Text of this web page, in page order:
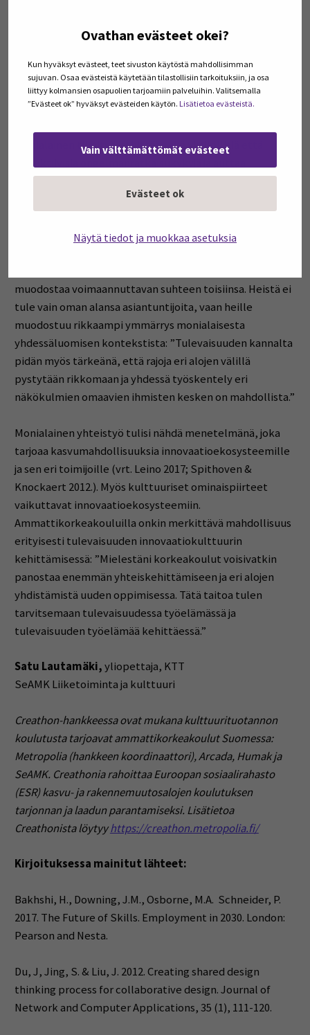
Ovathan evästeet okei?
Kun hyväksyt evästeet, teet sivuston käytöstä mahdollisimman
sujuvan. Osaa evästeistä käytetään tilastollisiin tarkoituksiin, ja osa
liittyy kolmansien osapuolien tarjoamiin palveluihin. Valitsemalla
”Evästeet ok” hyväksyt evästeiden käytön. Lisätietoa evästeistä.
Vain välttämättömät evästeet
Evästeet ok
Näytä tiedot ja muokkaa asetuksia
samalla tavalla. Ainakin he sanoivat ymmärtävänsä minua
Monialaisen yhteistyön
Monialainen tiimityö kehittää sekä yksilöllisiä että
kollektiivisia ongelmanratkaisukykyjä ja auttaa
ymmärtämään muiden ammattialojen tuomaa lisäarvoa.
Monialaisen oppimisen perustana on kyky olla
vaatii ihmissuhdetaitoja sekä monimuotoisuuden
muodostaa voimaannuttavan suhteen toisiinsa. Heistä ei
tule vain oman alansa asiantuntijoita, vaan heille
muodostuu rikkaampi ymmärrys monialaisesta
yhdessäluomisen kontekstista: ”Tulevaisuuden kannalta
pidän myös tärkeänä, että rajoja eri alojen välillä
pystytään rikkomaan ja yhdessä työskentely eri
näkökulmien omaavien ihmisten kesken on mahdollista.”
Monialainen yhteistyö tulisi nähdä menetelmänä, joka
tarjoaa kasvumahdollisuuksia innovaatioekosysteemille
ja sen eri toimijoille (vrt. Leino 2017; Spithoven &
Knockaert 2012.). Myös kulttuuriset ominaispiirteet
vaikuttavat innovaatioekosysteemiin.
Ammattikorkeakouluilla onkin merkittävä mahdollisuus
erityisesti tulevaisuuden innovaatiokulttuurin
kehittämisessä: ”Mielestäni korkeakoulut voisivatkin
panostaa enemmän yhteiskehittämiseen ja eri alojen
yhdistämistä uuden oppimisessa. Tätä taitoa tulen
tarvitsemaan tulevaisuudessa työelämässä ja
tulevaisuuden työelämää kehittäessä.”
Satu Lautamäki,yliopettaja, KTT
SeAMK Liiketoiminta ja kulttuuri
Creathon-hankkeessa ovat mukana kulttuurituotannon
koulutusta tarjoavat ammattikorkeakoulut Suomessa:
Metropolia (hankkeen koordinaattori), Arcada, Humak ja
SeAMK. Creathonia rahoittaa Euroopan sosiaalirahasto
(ESR) kasvu- ja rakennemuutosalojen koulutuksen
tarjonnan ja laadun parantamiseksi. Lisätietoa
Creathonista löytyyhttps://creathon.metropolia.fi/
Kirjoituksessa mainitut lähteet:
Bakhshi, H., Downing, J.M., Osborne, M.A. Schneider, P.
2017. The Future of Skills. Employment in 2030. London:
Pearson and Nesta.
Du, J, Jing, S. & Liu, J. 2012. Creating shared design
thinking process for collaborative design. Journal of
Network and Computer Applications, 35 (1), 111-120.